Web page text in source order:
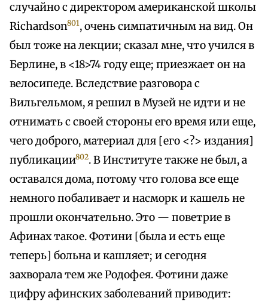
случайно с директором американской школы
Richardson801, очень симпатичным на вид. Он
был тоже на лекции; сказал мне, что учился в
Берлине, в <18>74 году еще; приезжает он на
велосипеде. Вследствие разговора с
Вильгельмом, я решил в Музей не идти и не
отнимать с своей стороны его время или еще,
чего доброго, материал для [его <?> издания]
публикации802. В Институте также не был, а
оставался дома, потому что голова все еще
немного побаливает и насморк и кашель не
прошли окончательно. Это — поветрие в
Афинах такое. Фотини [была и есть еще
теперь] больна и кашляет; и сегодня
захворала тем же Родофея. Фотини даже
цифру афинских заболеваний приводит: